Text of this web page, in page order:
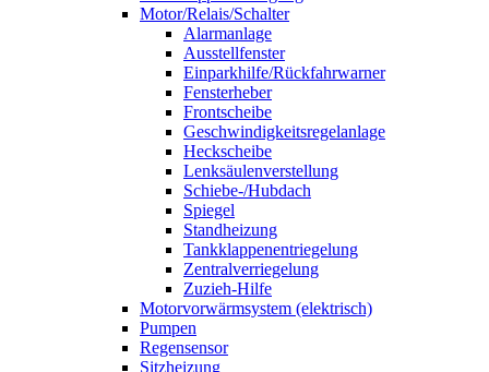
Motor/Relais/Schalter
Alarmanlage
Ausstellfenster
Einparkhilfe/Rückfahrwarner
Fensterheber
Frontscheibe
Geschwindigkeitsregelanlage
Heckscheibe
Lenksäulenverstellung
Schiebe-/Hubdach
Spiegel
Standheizung
Tankklappenentriegelung
Zentralverriegelung
Zuzieh-Hilfe
Motorvorwärmsystem (elektrisch)
Pumpen
Regensensor
Sitzheizung